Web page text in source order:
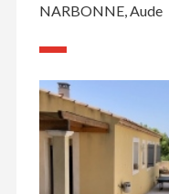
NARBONNE, Aude